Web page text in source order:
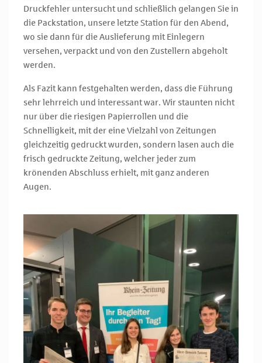
Druckfehler untersucht und schließlich gelangen Sie in
die Packstation, unsere letzte Station für den Abend,
wo sie dann für die Auslieferung mit Einlegern
versehen, verpackt und von den Zustellern abgeholt
werden.
Als Fazit kann festgehalten werden, dass die Führung
sehr lehrreich und interessant war. Wir staunten nicht
nur über die riesigen Papierrollen und die
Schnelligkeit, mit der eine Vielzahl von Zeitungen
gleichzeitig gedruckt wurden, sondern lasen auch die
frisch gedruckte Zeitung, welcher jeder zum
krönenden Abschluss erhielt, mit ganz anderen
Augen.